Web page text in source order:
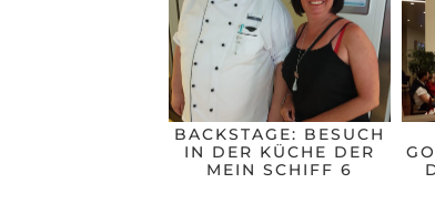
BACKSTAGE: BESUCH
IN DER KÜCHE DER
MEIN SCHIFF 6